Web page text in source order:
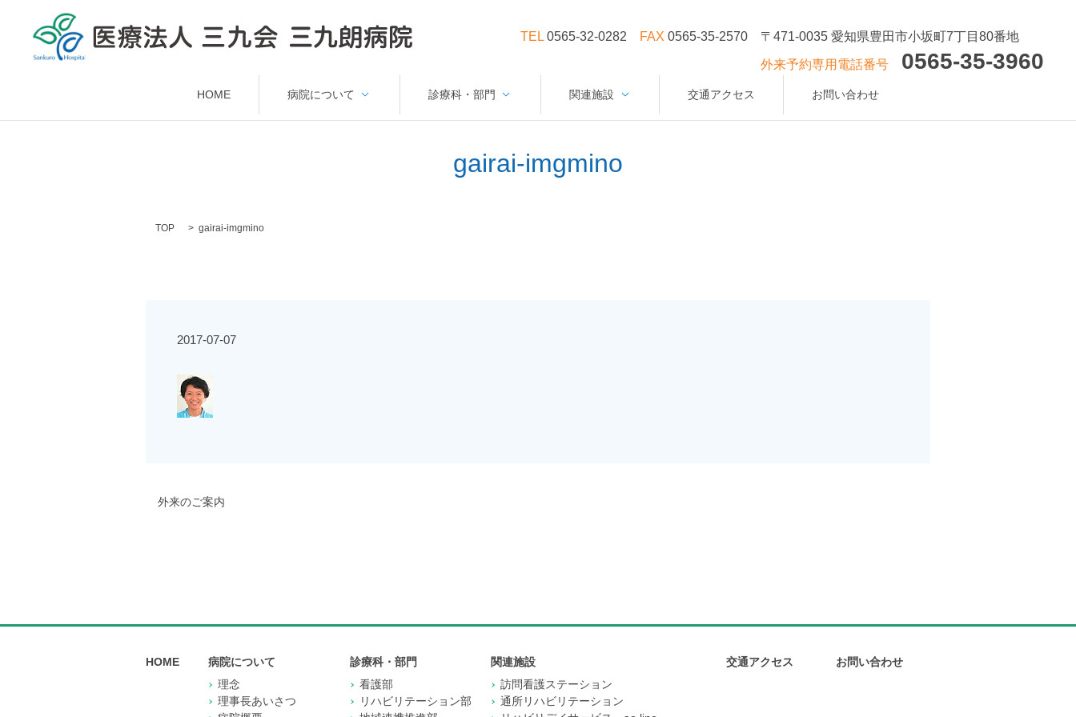
〒471-0035 愛知県豊田市小坂町7丁目80番地
外来予約専用電話番号 0565-35-3960
TEL 0565-32-0282 FAX 0565-35-2570
HOME 病院について 診療科・部門 関連施設 交通アクセス お問い合わせ
gairai-imgmino
TOP gairai-imgmino
2017-07-07
外来のご案内
HOME
病院について
理念
理事長あいさつ
診療科・部門
看護部
リハビリテーション部
関連施設
訪問看護ステーション
通所リハビリテーション
交通アクセス お問い合わせ